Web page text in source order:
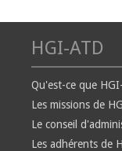
HGI-ATD
Qu'est-ce que
Les missions de
Le conseil
Les adhérents de